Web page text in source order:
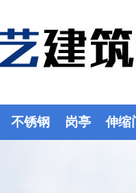
不锈钢 岗亭 伸缩